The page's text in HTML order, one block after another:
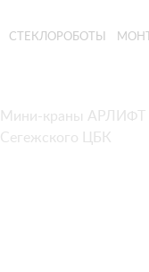
СТЕКЛОРОБОТЫ
Мини-краны АРЛИФТ
Сегежского ЦБК